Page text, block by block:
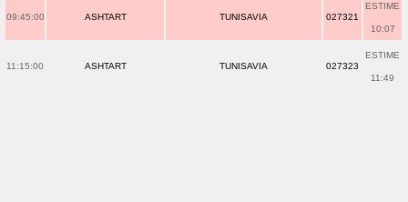
09:45:00 ASHTART TUNISAVIA 027321
ESTIME
10:07
11:15:00 ASHTART TUNISAVIA 027323
ESTIME
11:49